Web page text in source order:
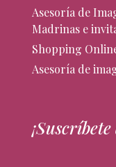
Asesoría de
Madrinas e
Shopping
Asesoría de